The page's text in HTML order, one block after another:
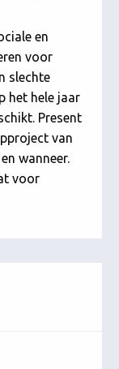
en
voor
slechte
het hele jaar
Present
van
wanneer.
voor